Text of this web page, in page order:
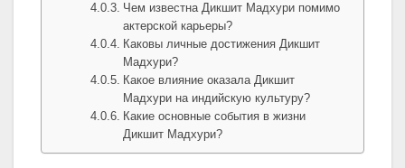
Чем известна Дикшит Мадхури помимо
актерской карьеры?
Каковы личные достижения Дикшит
Мадхури?
Какое влияние оказала Дикшит
Мадхури на индийскую культуру?
Какие основные события в жизни
Дикшит Мадхури?